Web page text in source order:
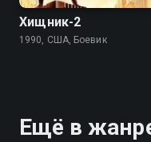
Хищник-2
1990, США, Боевик
Ещё в